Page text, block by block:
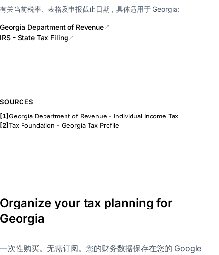
有关当前税率、表格及申报截止日期，具体适用于 Georgia:
Georgia Department of Revenue↗
IRS - State Tax Filing ↗
SOURCES
[1]Georgia Department of Revenue - Individual Income Tax
[2]Tax Foundation - Georgia Tax Profile
Organize your tax planning for
Georgia
一次性购买。无需订阅。您的财务数据保存在您的 Google